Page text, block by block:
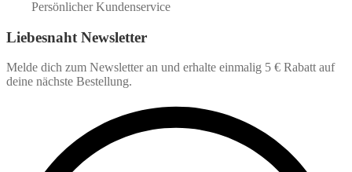
Persönlicher Kundenservice
Liebesnaht Newsletter
Melde dich zum Newsletter an und erhalte einmalig 5 € Rabatt auf
deine nächste Bestellung.